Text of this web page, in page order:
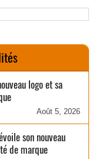
logo et sa
Août 5, 2026
son nouveau
de marque